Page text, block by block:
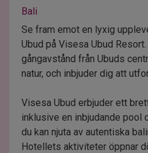
Bali
Se fram emot en lyxig
Ubud på Visesa Ubud
gångavstånd från Ubuds
natur, och inbjuder dig att
Visesa Ubud erbjuder ett
inklusive en inbjudande pool
du kan njuta av autentiska
Hotellets aktiviteter öppnar